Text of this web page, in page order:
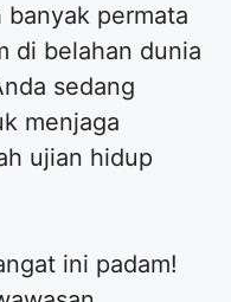
permata
di belahan dunia
sedang
menjaga
ujian hidup
ini padam!